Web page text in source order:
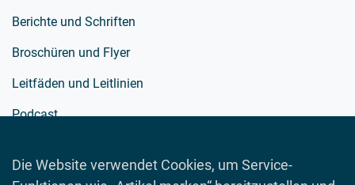
Die Website verwendet Cookies, um Service-
Berichte und Schriften
Broschüren und Flyer
Leitfäden und Leitlinien
Podcast